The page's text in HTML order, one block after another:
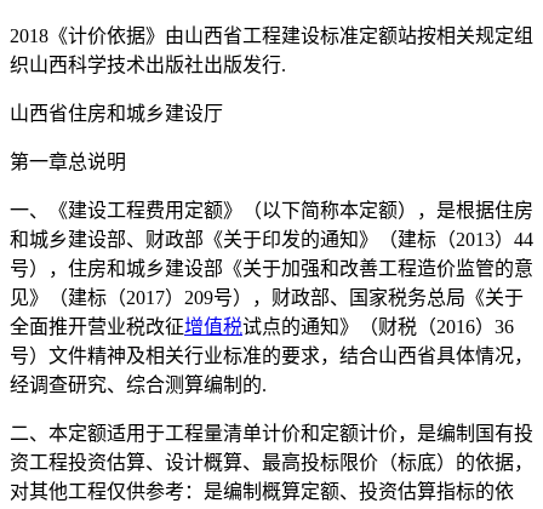
2018《计价依据》由山西省工程建设标准定额站按相关规定组
织山西科学技术出版社出版发行.
山西省住房和城乡建设厅
第一章总说明
一、《建设工程费用定额》（以下简称本定额），是根据住房
和城乡建设部、财政部《关于印发的通知》（建标（2013）44
号），住房和城乡建设部《关于加强和改善工程造价监管的意
见》（建标（2017）209号），财政部、国家税务总局《关于
全面推开营业税改征增值税试点的通知》（财税（2016）36
号）文件精神及相关行业标准的要求，结合山西省具体情况，
经调查研究、综合测算编制的.
二、本定额适用于工程量清单计价和定额计价，是编制国有投
资工程投资估算、设计概算、最高投标限价（标底）的依据，
对其他工程仅供参考：是编制概算定额、投资估算指标的依